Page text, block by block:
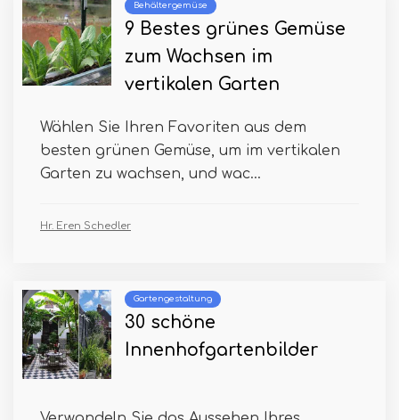
Behältergemüse
9 Bestes grünes Gemüse
zum Wachsen im
vertikalen Garten
Wählen Sie Ihren Favoriten aus dem
besten grünen Gemüse, um im vertikalen
Garten zu wachsen, und wac...
Hr. Eren Schedler
Gartengestaltung
30 schöne
Innenhofgartenbilder